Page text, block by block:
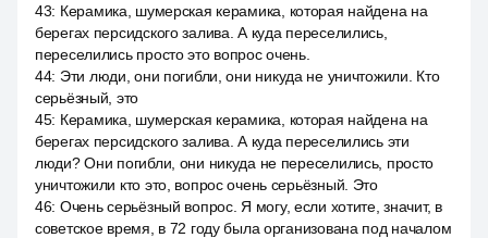
43: Керамика, шумерская керамика, которая найдена на
берегах персидского залива. А куда переселились,
переселились просто это вопрос очень.
44: Эти люди, они погибли, они никуда не уничтожили. Кто
серьёзный, это
45: Керамика, шумерская керамика, которая найдена на
берегах персидского залива. А куда переселились эти
люди? Они погибли, они никуда не переселились, просто
уничтожили кто это, вопрос очень серьёзный. Это
46: Очень серьёзный вопрос. Я могу, если хотите, значит, в
советское время, в 72 году была организована под началом